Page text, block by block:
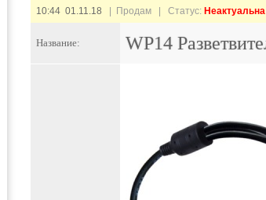
10:44 01.11.18 | Продам | Статус: Неактуальна
Название: WP14